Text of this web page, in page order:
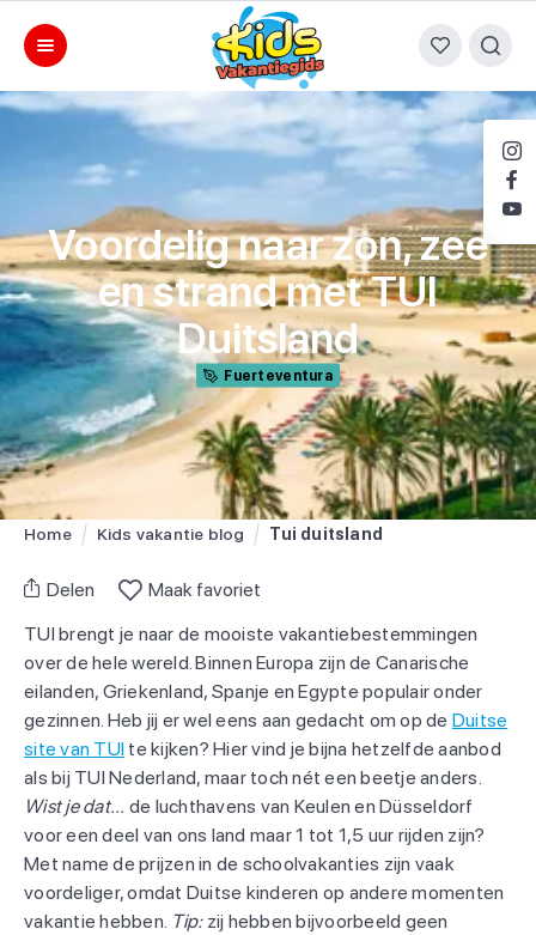
Voordelig naar zon, zee
en strand met TUI
Duitsland
Fuerteventura
Home Kids vakantie blog Tui duitsland
Delen
Maak favoriet
TUI brengt je naar de mooiste vakantiebestemmingen
over de hele wereld. Binnen Europa zijn de Canarische
eilanden, Griekenland, Spanje en Egypte populair onder
gezinnen. Heb jij er wel eens aan gedacht om op de Duitse
site van TUI te kijken? Hier vind je bijna hetzelfde aanbod
als bij TUI Nederland, maar toch nét een beetje anders.
Wist je dat... de luchthavens van Keulen en Düsseldorf
voor een deel van ons land maar 1 tot 1,5 uur rijden zijn?
Met name de prijzen in de schoolvakanties zijn vaak
voordeliger, omdat Duitse kinderen op andere momenten
vakantie hebben. Tip: zij hebben bijvoorbeeld geen